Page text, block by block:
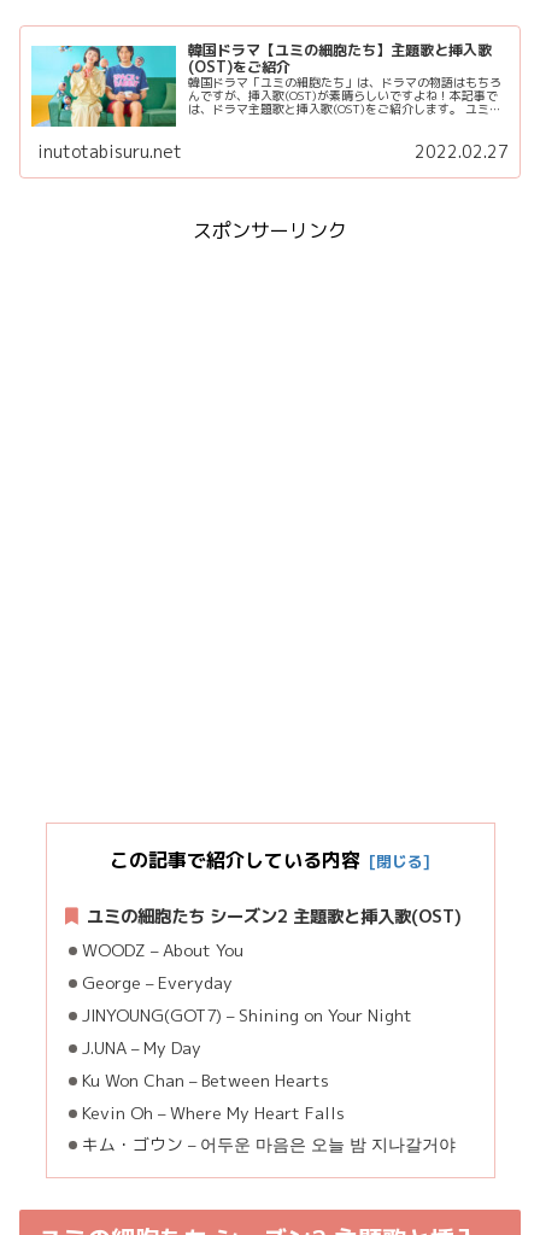
韓国ドラマ【ユミの細胞たち】主題歌と挿入歌
(OST)をご紹介
韓国ドラマ「ユミの細胞たち」は、ドラマの物語はもちろ
んですが、挿入歌(OST)が素晴らしいですよね！本記事で
は、ドラマ主題歌と挿入歌(OST)をご紹介します。 ユミの
細胞たちでも登場する「KAHI」マルチバームスティック♪
inutotabisuru.net 2022.02.27
スポンサーリンク
この記事で紹介している内容
ユミの細胞たち シーズン2 主題歌と挿入歌(OST)
WOODZ – About You
George – Everyday
JINYOUNG(GOT7) – Shining on Your Night
J.UNA – My Day
Ku Won Chan – Between Hearts
Kevin Oh – Where My Heart Falls
キム・ゴウン – 어두운 마음은 오늘 밤 지나갈거야